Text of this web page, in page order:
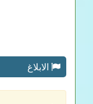
الابلاغ